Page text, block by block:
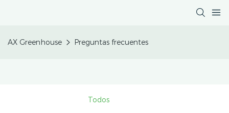
AX Greenhouse Preguntas frecuentes
Todos